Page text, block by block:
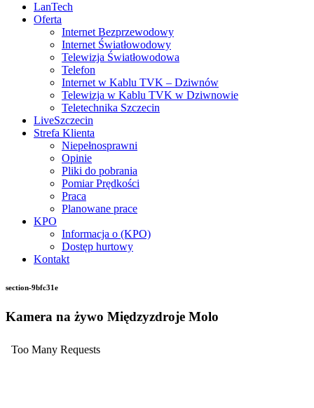
LanTech
Oferta
Internet Bezprzewodowy
Internet Światłowodowy
Telewizja Światłowodowa
Telefon
Internet w Kablu TVK – Dziwnów
Telewizja w Kablu TVK w Dziwnowie
Teletechnika Szczecin
LiveSzczecin
Strefa Klienta
Niepełnosprawni
Opinie
Pliki do pobrania
Pomiar Prędkości
Praca
Planowane prace
KPO
Informacja o (KPO)
Dostęp hurtowy
Kontakt
section-9bfc31e
Kamera na żywo Międzyzdroje Molo